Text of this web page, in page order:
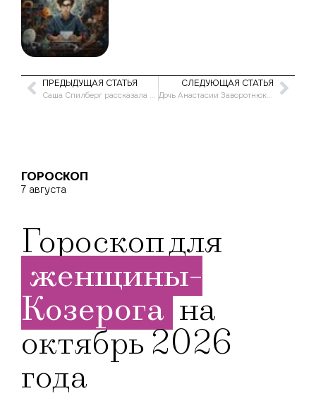
ПРЕДЫДУЩАЯ СТАТЬЯ
Саша Спилберг рассказала о своих главных страхах
СЛЕДУЮЩАЯ СТАТЬЯ
Дочь Анастасии Заворотнюк призналась, что не планирует скрывать своего ребенка
ГОРОСКОП
7 августа
Гороскоп для
женщины-
Козерога на
октябрь 2026
года